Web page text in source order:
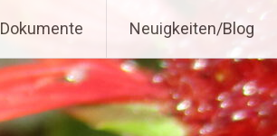
Dokumente Neuigkeiten/Blog